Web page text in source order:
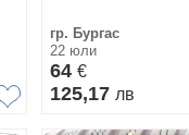
гр. Бургас
22 юли
64 €
125,17 лв